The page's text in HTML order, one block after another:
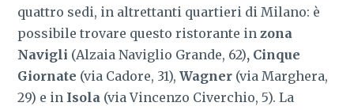
quattro sedi, in altrettanti quartieri di Milano: è
possibile trovare questo ristorante inzona
Navigli (Alzaia Naviglio Grande, 62), Cinque
Giornate (via Cadore, 31),Wagner (via Marghera,
29) e in Isola (via Vincenzo Civerchio, 5).La